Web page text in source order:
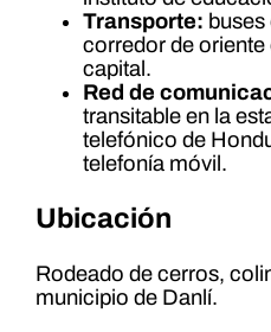
Transporte: buses
corredor de oriente
capital.
Red de
transitable en la
telefónico de
telefonía móvil.
Ubicación
Rodeado de cerros,
municipio de Danlí.